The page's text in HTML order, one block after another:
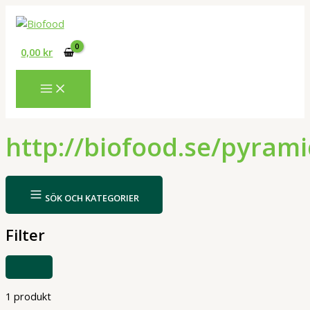
Hoppa
0,00 kr
http://biofood.se/
SÖK OCH KATEGORIER
Filter
ELLER
FILTER
1 produkt